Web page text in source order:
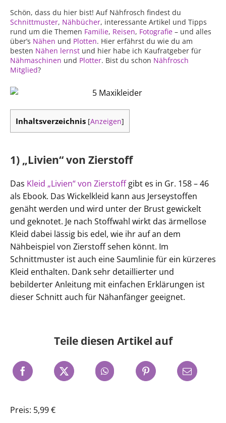
Schön, dass du hier bist! Auf Nähfrosch findest du
Schnittmuster, Nähbücher, interessante Artikel und Tipps
rund um die Themen Familie, Reisen, Fotografie – und alles
über’s Nähen und Plotten. Hier erfährst du wie du am
besten Nähen lernst und hier habe ich Kaufratgeber für
Nähmaschinen und Plotter. Bist du schon Nähfrosch
Mitglied?
Inhaltsverzeichnis [Anzeigen]
1) „Livien“ von Zierstoff
Das Kleid „Livien“ von Zierstoffgibt es in Gr. 158 – 46
als Ebook. Das Wickelkleid kann aus Jerseystoffen
genäht werden und wird unter der Brust gewickelt
und geknotet. Je nach Stoffwahl wirkt das ärmellose
Kleid dabei lässig bis edel, wie ihr auf an dem
Nähbeispiel von Zierstoff sehen könnt. Im
Schnittmuster ist auch eine Saumlinie für ein kürzeres
Kleid enthalten. Dank sehr detaillierter und
bebilderter Anleitung mit einfachen Erklärungen ist
dieser Schnitt auch für Nähanfänger geeignet.
Teile diesen Artikel auf
Preis: 5,99 €